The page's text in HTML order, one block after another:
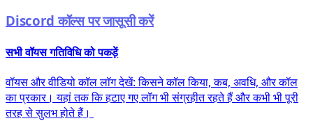
Discord कॉल्स पर जासूसी करें
सभी वॉयस गतिविधि को पकड़ें
वॉयस और वीडियो कॉल लॉग देखें: किसने कॉल किया, कब, अवधि, और कॉल
का प्रकार। यहां तक कि हटाए गए लॉग भी संग्रहीत रहते हैं और कभी भी पूरी
तरह से सुलभ होते हैं।